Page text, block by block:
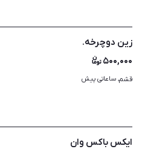
زین دوچرخه.
۵۰۰,۰۰۰
قشم، ساعاتی پیش
ایکس باکس وان